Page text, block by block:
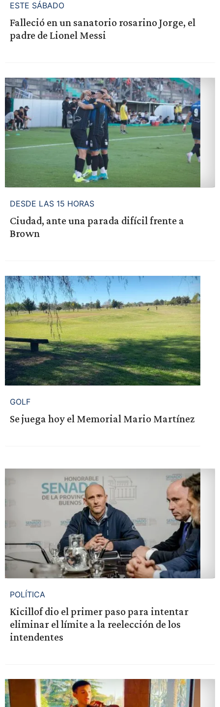
ESTE SÁBADO
Falleció en un sanatorio rosarino Jorge, el
padre de Lionel Messi
DESDE LAS 15 HORAS
Ciudad, ante una parada difícil frente a
Brown
GOLF
Se juega hoy el Memorial Mario Martínez
POLÍTICA
Kicillof dio el primer paso para intentar
eliminar el límite a la reelección de los
intendentes